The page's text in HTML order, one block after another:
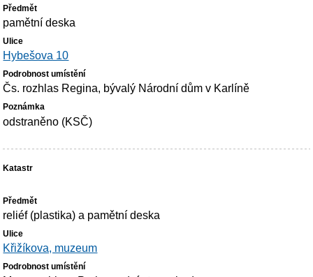
pamětní deska
Hybešova 10
Čs. rozhlas Regina, bývalý Národní dům v Karlíně
odstraněno (KSČ)
reliéf (plastika) a pamětní deska
Křižíkova, muzeum